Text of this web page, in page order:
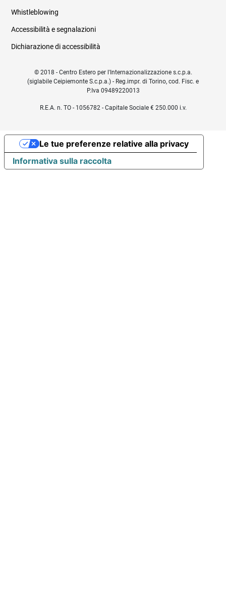
Whistleblowing
Accessibilità e segnalazioni
Dichiarazione di accessibilità
© 2018 - Centro Estero per l'Internazionalizzazione s.c.p.a.
(siglabile Ceipiemonte S.c.p.a.) - Reg.impr. di Torino, cod. Fisc. e
P.Iva 09489220013
R.E.A. n. TO - 1056782 - Capitale Sociale € 250.000 i.v.
Informativa sulla raccolta
Le tue preferenze relative alla privacy